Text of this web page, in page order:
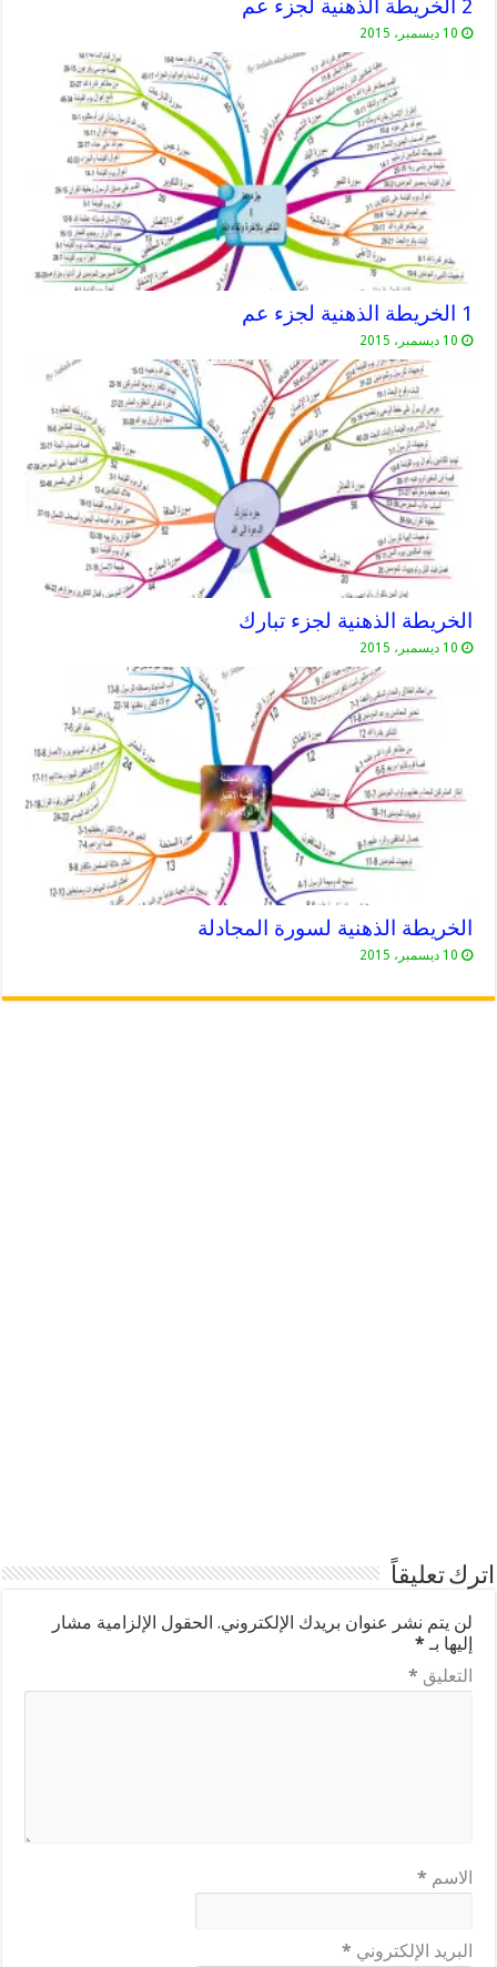
2 الخريطة الذهنية لجزء عم
10 ديسمبر، 2015
1 الخريطة الذهنية لجزء عم
10 ديسمبر، 2015
الخريطة الذهنية لجزء تبارك
10 ديسمبر، 2015
الخريطة الذهنية لسورة المجادلة
10 ديسمبر، 2015
اترك تعليقاً
لن يتم نشر عنوان بريدك الإلكتروني. الحقول الإلزامية مشار
إليها بـ *
التعليق *
الاسم *
البريد الإلكتروني *